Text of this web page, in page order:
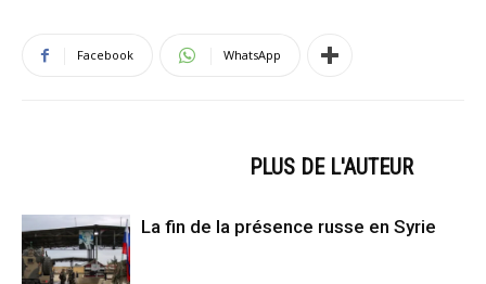
Facebook WhatsApp
PLUS DE L'AUTEUR
La fin de la présence russe en Syrie